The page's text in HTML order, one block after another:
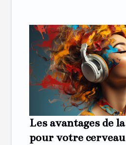
Les avantages de
pour votre cerveau